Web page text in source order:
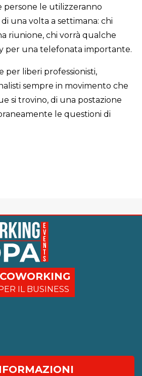
persone le utilizzeranno
una volta a settimana: chi
riunione, chi vorrà qualche
per una telefonata importante.
per liberi professionisti,
sempre in movimento che
si trovino, di una postazione
le questioni di
IL BUSINESS